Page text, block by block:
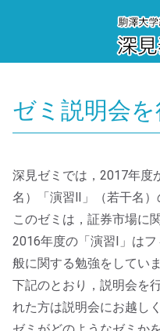
ゼミ説明会を
深見ゼミでは，2017年度
名）「演習Ⅱ」（若干名）
このゼミは，証券市場に
2016年度の「演習Ⅰ」は
般に関する勉強をしてい
下記のとおり，説明会を
れた方は説明会にお越し